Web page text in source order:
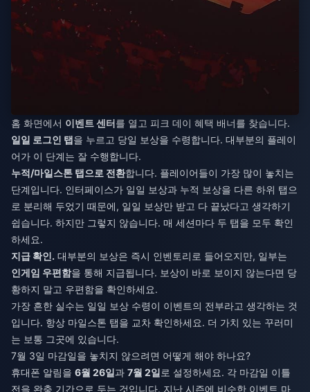
홈 화면에서 이벤트 센터를 열고 피크 데이 혜택 배너를 찾습니다.
일일 로그인 탭을 누르고 당일 보상을 수령합니다. 대부분의 플레이
어가 이 단계는 잘 수행합니다.
누적/마일스톤 탭으로 전환합니다. 플레이어들이 가장 많이 놓치는
단계입니다. 인터페이스가 일일 보상과 누적 보상을 다른 하위 탭으
로 분리해 두었기 때문에, 일일 보상만 받고 다 끝났다고 생각하기
쉽습니다. 하지만 그렇지 않습니다. 매 세션마다 두 탭을 모두 확인
하세요.
지급 확인. 대부분의 보상은 즉시 인벤토리로 들어오지만, 일부는
인게임 우편함을 통해 지급됩니다. 보상이 바로 보이지 않는다면 당
황하지 말고 우편함을 확인하세요.
가장 흔한 실수는 일일 보상 수령이 이벤트의 전부라고 생각하는 것
입니다. 항상 마일스톤 탭을 교차 확인하세요. 더 가치 있는 꾸러미
는 보통 그곳에 있습니다.
7월 3일 마감일을 놓치지 않으려면 어떻게 해야 하나요?
휴대폰 알림을 6월 26일과 7월 2일로 설정하세요. 각 마감일 이틀
전을 완충 기간으로 두는 것입니다. 지난 시즌에 비슷한 이벤트 마